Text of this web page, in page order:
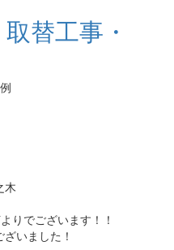
替工事・
木
りでございます！！
いました！